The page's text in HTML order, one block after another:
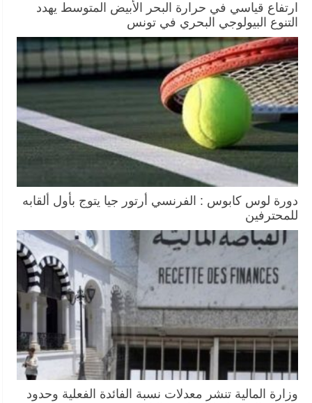
ارتفاع قياسي في حرارة البحر الأبيض المتوسط يهدد
التنوع البيولوجي البحري في تونس
دورة لوس كابوس : الفرنسي أرتور جيا يتوج بأول ألقابه
للمحترفين
وزارة المالية تنشر معدلات نسبة الفائدة الفعلية وحدود